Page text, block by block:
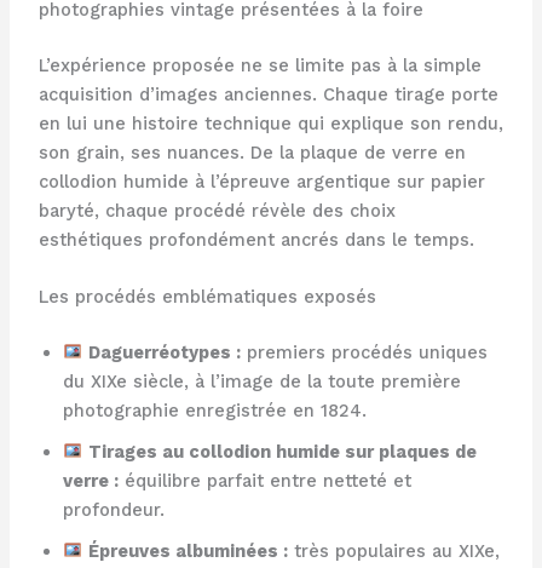
photographies vintage présentées à la foire
L’expérience proposée ne se limite pas à la simple
acquisition d’images anciennes. Chaque tirage porte
en lui une histoire technique qui explique son rendu,
son grain, ses nuances. De la plaque de verre en
collodion humide à l’épreuve argentique sur papier
baryté, chaque procédé révèle des choix
esthétiques profondément ancrés dans le temps.
Les procédés emblématiques exposés
Daguerréotypes : premiers procédés uniques
du XIXe siècle, à l’image de la toute première
photographie enregistrée en 1824.
Tirages au collodion humide sur plaques de
verre :équilibre parfait entre netteté et
profondeur.
Épreuves albuminées : très populaires au XIXe,